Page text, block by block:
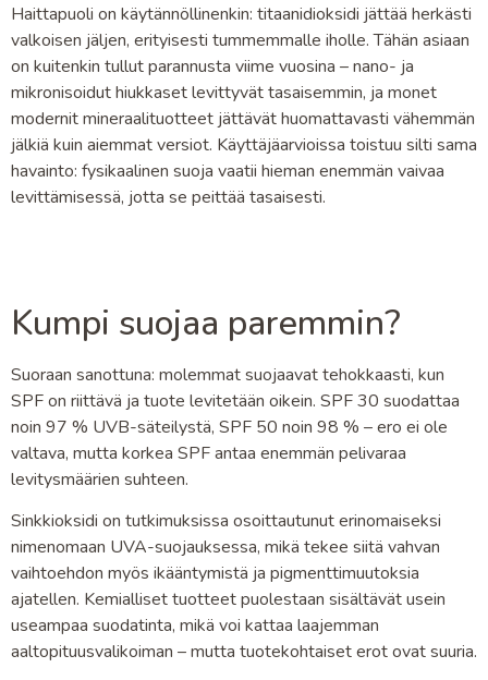
Haittapuoli on käytännöllinenkin: titaanidioksidi jättää herkästi
valkoisen jäljen, erityisesti tummemmalle iholle. Tähän asiaan
on kuitenkin tullut parannusta viime vuosina – nano- ja
mikronisoidut hiukkaset levittyvät tasaisemmin, ja monet
modernit mineraalituotteet jättävät huomattavasti vähemmän
jälkiä kuin aiemmat versiot. Käyttäjäarvioissa toistuu silti sama
havainto: fysikaalinen suoja vaatii hieman enemmän vaivaa
levittämisessä, jotta se peittää tasaisesti.
Kumpi suojaa paremmin?
Suoraan sanottuna: molemmat suojaavat tehokkaasti, kun
SPF on riittävä ja tuote levitetään oikein. SPF 30 suodattaa
noin 97 % UVB-säteilystä, SPF 50 noin 98 % – ero ei ole
valtava, mutta korkea SPF antaa enemmän pelivaraa
levitysmäärien suhteen.
Sinkkioksidi on tutkimuksissa osoittautunut erinomaiseksi
nimenomaan UVA-suojauksessa, mikä tekee siitä vahvan
vaihtoehdon myös ikääntymistä ja pigmenttimuutoksia
ajatellen. Kemialliset tuotteet puolestaan sisältävät usein
useampaa suodatinta, mikä voi kattaa laajemman
aaltopituusvalikoiman – mutta tuotekohtaiset erot ovat suuria.